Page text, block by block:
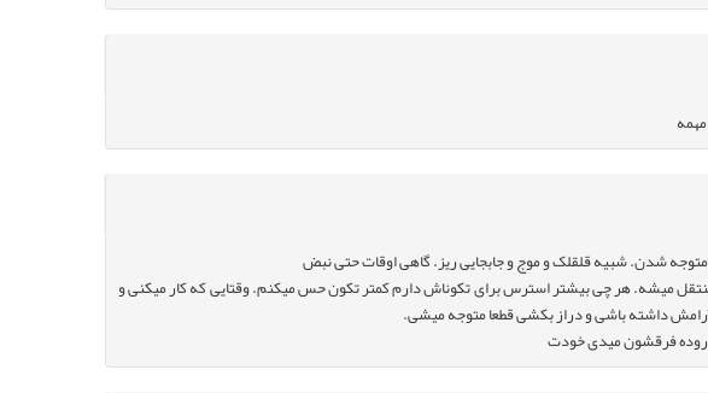
شدن. شبیه قلقلک و موج و جابجایی ریز. گاهی اوقات حتی نبض
میشه. هر چی بیشتر استرس برای تکوناش دارم کمتر تکون حس میکنم. وقتایی که کار میکنی و
داشته باشی و دراز بکشی قطعا متوجه میشی.
روده فرقشون میدی خودت